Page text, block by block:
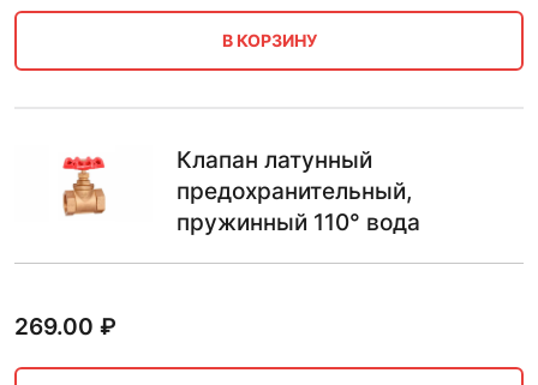
В КОРЗИНУ
Клапан латунный
предохранительный,
пружинный 110° вода
269.00 ₽